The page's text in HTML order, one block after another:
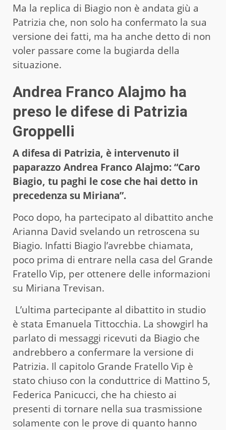
Ma la replica di Biagio non è andata giù a
Patrizia che, non solo ha confermato la sua
versione dei fatti, ma ha anche detto di non
voler passare come la bugiarda della
situazione.
Andrea Franco Alajmo ha
preso le difese di Patrizia
Groppelli
A difesa di Patrizia, è intervenuto il
paparazzo Andrea Franco Alajmo: “Caro
Biagio, tu paghi le cose che hai detto in
precedenza su Miriana”.
Poco dopo, ha partecipato al dibattito anche
Arianna David svelando un retroscena su
Biagio. Infatti Biagio l’avrebbe chiamata,
poco prima di entrare nella casa del Grande
Fratello Vip, per ottenere delle informazioni
su Miriana Trevisan.
L’ultima partecipante al dibattito in studio
è stata Emanuela Tittocchia. La showgirl ha
parlato di messaggi ricevuti da Biagio che
andrebbero a confermare la versione di
Patrizia. Il capitolo Grande Fratello Vip è
stato chiuso con la conduttrice di Mattino 5,
Federica Panicucci, che ha chiesto ai
presenti di tornare nella sua trasmissione
solamente con le prove di quanto hanno